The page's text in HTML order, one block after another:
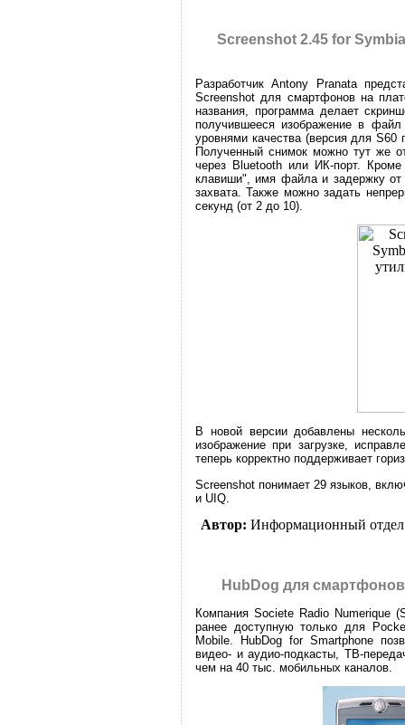
Screenshot 2.45 for
Разработчик Antony Pranata
Screenshot для смартфонов на
названия, программа делает
получившееся изображение в
уровнями качества (версия для
Полученный снимок можно тут же
через Bluetooth или ИК-порт. Кроме
клавиши", имя файла и задержку от
захвата. Также можно задать
секунд (от 2 до 10).
В новой версии добавлены
изображение при загрузке,
теперь корректно поддерживает
Screenshot понимает 29 языков,
и UIQ.
Автор: Информационный отдел
HubDog для
Компания Societe Radio Numerique
ранее доступную только для
Mobile. HubDog for Smartphone
видео- и аудио-подкасты, ТВ-
чем на 40 тыс. мобильных каналов.